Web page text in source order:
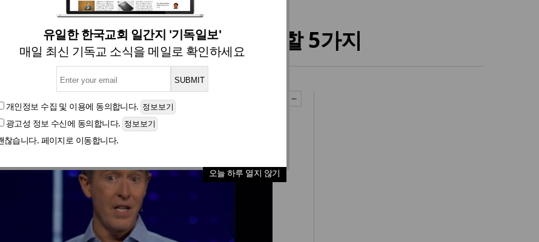
유일한 한국교회 일간지 '기독일보'
매일 최신 기독교 소식을 메일로 확인하세요
개인정보 수집 및 이용에 동의합니다.
광고성 정보 수신에 동의합니다.
찮습니다. 페이지로 이동합니다.
오늘 하루 열지 않기
결정을 내리기 전 자문해야 할 5가지